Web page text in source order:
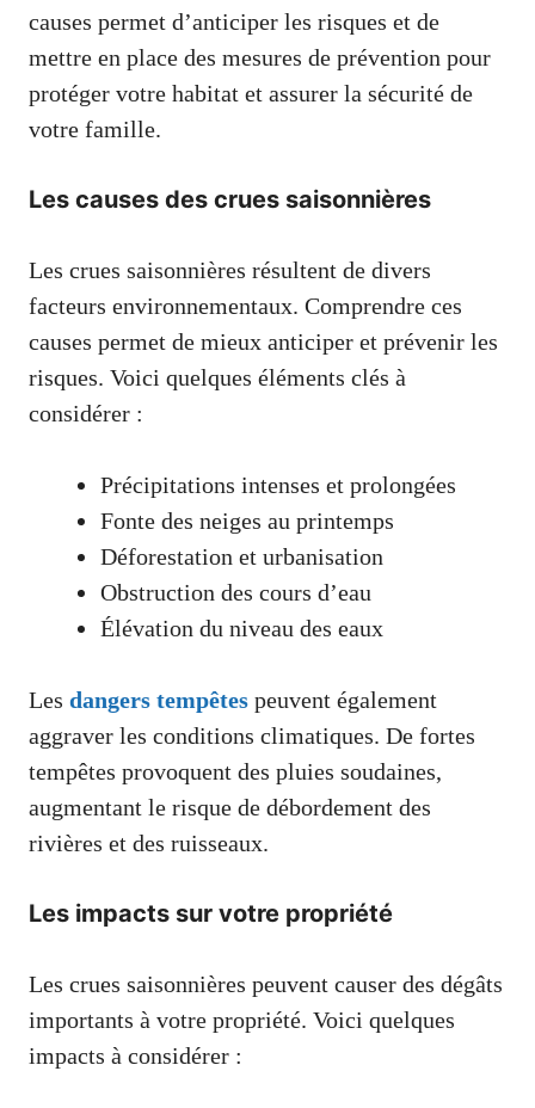
causes permet d’anticiper les risques et de
mettre en place des mesures de prévention pour
protéger votre habitat et assurer la sécurité de
votre famille.
Les causes des crues saisonnières
Les crues saisonnières résultent de divers
facteurs environnementaux. Comprendre ces
causes permet de mieux anticiper et prévenir les
risques. Voici quelques éléments clés à
considérer :
Précipitations intenses et prolongées
Fonte des neiges au printemps
Déforestation et urbanisation
Obstruction des cours d’eau
Élévation du niveau des eaux
Les dangers tempêtes peuvent également
aggraver les conditions climatiques. De fortes
tempêtes provoquent des pluies soudaines,
augmentant le risque de débordement des
rivières et des ruisseaux.
Les impacts sur votre propriété
Les crues saisonnières peuvent causer des dégâts
importants à votre propriété. Voici quelques
impacts à considérer :